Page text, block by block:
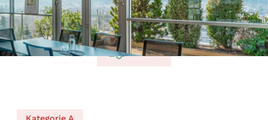
Toto je vzorová poznámka u subrubriky.
Fitrovat